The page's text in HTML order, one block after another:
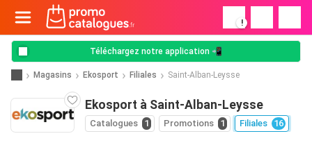
!
Téléchargez notre application 📲
Magasins Ekosport Filiales Saint-Alban-Leysse
Ekosport à Saint-Alban-Leysse
Catalogues 1 Promotions 1 Filiales 16